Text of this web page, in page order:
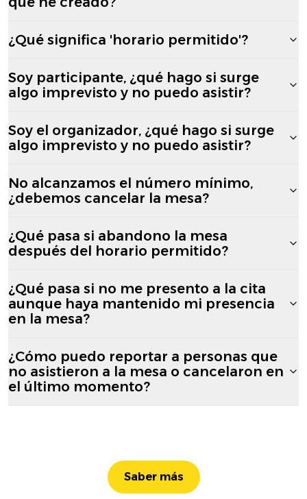
¿Qué significa 'horario permitido'?
Soy participante, ¿qué hago si surge
algo imprevisto y no puedo asistir?
Soy el organizador, ¿qué hago si surge
algo imprevisto y no puedo asistir?
No alcanzamos el número mínimo,
¿debemos cancelar la mesa?
¿Qué pasa si abandono la mesa
después del horario permitido?
¿Qué pasa si no me presento a la cita
aunque haya mantenido mi presencia
en la mesa?
¿Cómo puedo reportar a personas que
no asistieron a la mesa o cancelaron en
el último momento?
Saber más